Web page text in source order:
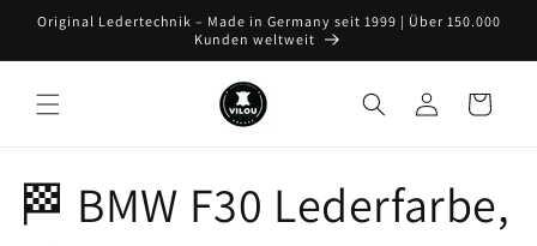
zum
Original Ledertechnik – Made in Germany seit 1999 | Über 150.000
Kunden weltweit
EinloggenWarenkorb
🏁 BMW F30 Lederfarbe,